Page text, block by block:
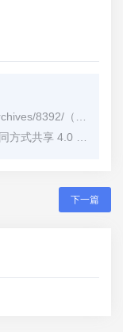
8392/ （转载时请注明本文出处及文章链接）
际 (CC BY-NC-SA 4.0)
下一篇